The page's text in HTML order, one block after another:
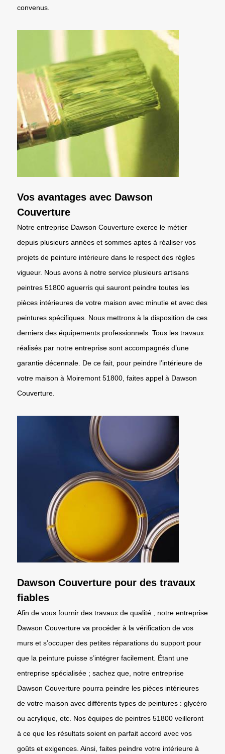
convenus.
Vos avantages avec Dawson
Couverture
Notre entreprise Dawson Couverture exerce le métier
depuis plusieurs années et sommes aptes à réaliser vos
projets de peinture intérieure dans le respect des règles
vigueur. Nous avons à notre service plusieurs artisans
peintres 51800 aguerris qui sauront peindre toutes les
pièces intérieures de votre maison avec minutie et avec des
peintures spécifiques. Nous mettrons à la disposition de ces
derniers des équipements professionnels. Tous les travaux
réalisés par notre entreprise sont accompagnés d’une
garantie décennale. De ce fait, pour peindre l’intérieure de
votre maison à Moiremont 51800, faites appel à Dawson
Couverture.
Dawson Couverture pour des travaux
fiables
Afin de vous fournir des travaux de qualité ; notre entreprise
Dawson Couverture va procéder à la vérification de vos
murs et s’occuper des petites réparations du support pour
que la peinture puisse s’intégrer facilement. Étant une
entreprise spécialisée ; sachez que, notre entreprise
Dawson Couverture pourra peindre les pièces intérieures
de votre maison avec différents types de peintures : glycéro
ou acrylique, etc. Nos équipes de peintres 51800 veilleront
à ce que les résultats soient en parfait accord avec vos
goûts et exigences. Ainsi, faites peindre votre intérieure à